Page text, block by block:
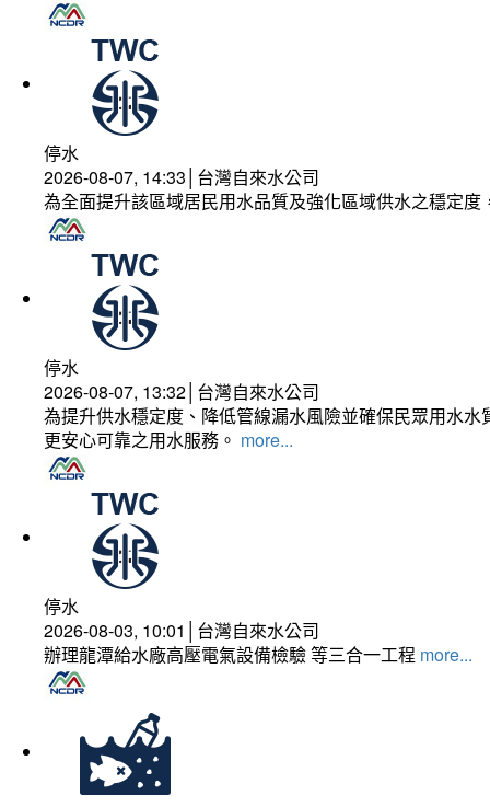
停水
2026-08-07, 14:33│台灣自來水公司
為全面提升該區域居民用水品質及強化區域供水之穩定
停水
2026-08-07, 13:32│台灣自來水公司
為提升供水穩定度、降低管線漏水風險並確保民眾用水
更安心可靠之用水服務。 more...
停水
2026-08-03, 10:01│台灣自來水公司
辦理龍潭給水廠高壓電氣設備檢驗 等三合一工程 more...